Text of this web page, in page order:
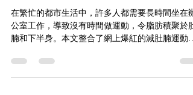
在繁忙的都市生活中，許多人都需要長時間坐在辦
公室工作，導致沒有時間做運動，令脂肪積聚於肚
腩和下半身。本文整合了網上爆紅的減肚腩運動和
推介的「懶人減肚腩神器」，助您從內調理，輕鬆
消減腰部與體內器官間的脂肪囤積。 了解肚腩成